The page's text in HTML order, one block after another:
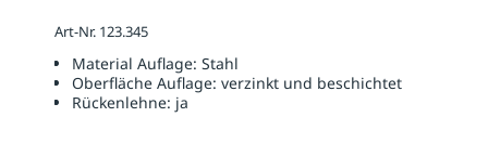
Art-Nr. 123.345
Material Auflage: Stahl
Oberfläche Auflage: verzinkt und beschichtet
Rückenlehne: ja